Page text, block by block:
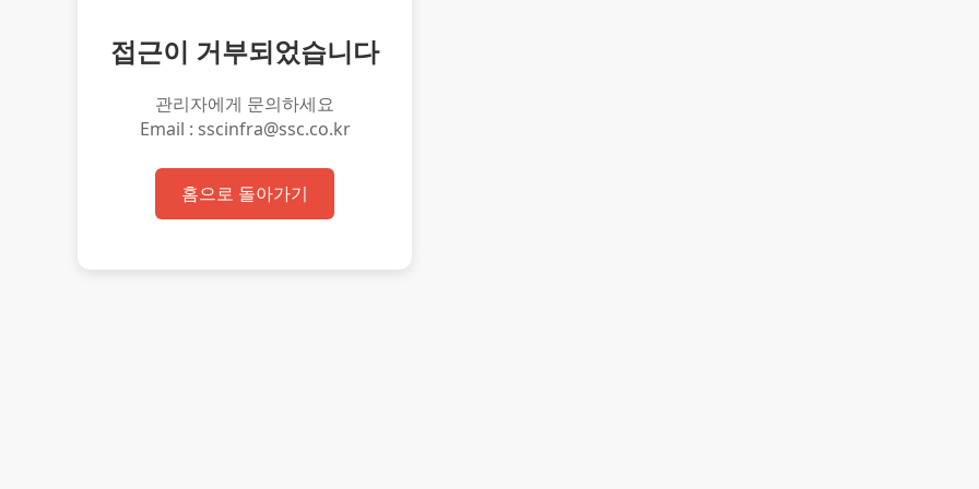
접근이 거부되었습니다
관리자에게 문의하세요
Email : sscinfra@ssc.co.kr
홈으로 돌아가기